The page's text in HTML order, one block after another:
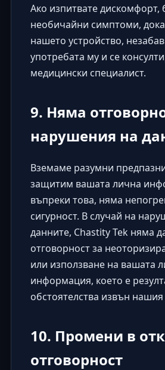
Ако изпитвате дискомфорт,
необичайни симптоми,
нашето устройство,
употребата му и се
медицински специалист.
9. Няма
нарушения на
Вземаме разумни
защитим вашата лична
въпреки това, няма
сигурност. В случай на
данните, Chastity Tek няма
отговорност за
или използване на вашата
информация, което е
обстоятелства извън
10. Промени в
отговорност